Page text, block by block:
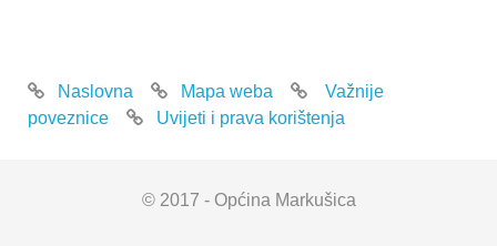
Naslovna Mapa weba
Važnije
poveznice
Uvijeti i prava korištenja
© 2017 - Općina Markušica